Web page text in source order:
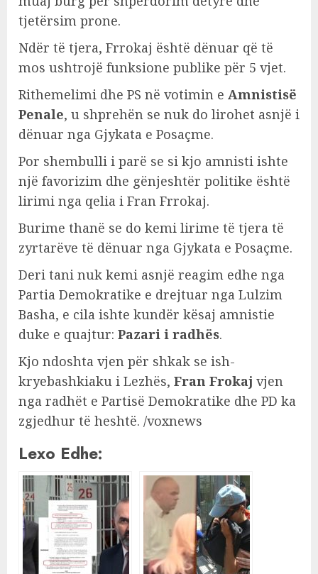
tjetërsim prone.
Ndër të tjera, Frrokaj është dënuar që të
mos ushtrojë funksione publike për 5 vjet.
Rithemelimi dhe PS në votimin e Amnistisë
Penale, u shprehën se nuk do lirohet asnjë i
dënuar nga Gjykata e Posaçme.
Por shembulli i parë se si kjo amnisti ishte
një favorizim dhe gënjeshtër politike është
lirimi nga qelia i Fran Frrokaj.
Burime thanë se do kemi lirime të tjera të
zyrtarëve të dënuar nga Gjykata e Posaçme.
Deri tani nuk kemi asnjë reagim edhe nga
Partia Demokratike e drejtuar nga Lulzim
Basha, e cila ishte kundër kësaj amnistie
duke e quajtur: Pazari i radhës.
Kjo ndoshta vjen për shkak se ish-
kryebashkiaku i Lezhës, Fran Frokaj vjen
nga radhët e Partisë Demokratike dhe PD ka
zgjedhur të heshtë. /voxnews
Lexo Edhe: